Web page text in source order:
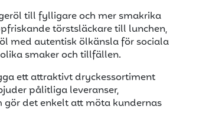
till fylligare och mer smakrika
törstsläckare till lunchen,
med autentisk ölkänsla för sociala
smaker och tillfällen.
ett attraktivt dryckessortiment
pålitliga leveranser,
det enkelt att möta kundernas